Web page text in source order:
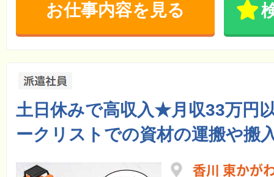
お仕事内容を見る
土日休みで高収入★月収33万円
ークリストでの資材の運搬や搬
香川 東かが